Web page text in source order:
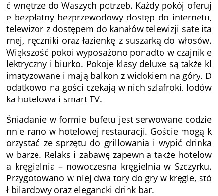
ć wnętrze do Waszych potrzeb. Każdy pokój oferuj
e bezpłatny bezprzewodowy dostęp do internetu,
telewizor z dostępem do kanałów telewizji satelita
rnej, ręczniki oraz łazienkę z suszarką do włosów.
Większość pokoi wyposażono ponadto w czajnik e
lektryczny i biurko. Pokoje klasy deluxe są także kl
imatyzowane i mają balkon z widokiem na góry. D
odatkowo na gości czekają w nich szlafroki, lodów
ka hotelowa i smart TV.
Śniadanie w formie bufetu jest serwowane codzie
nnie rano w hotelowej restauracji. Goście mogą k
orzystać ze sprzętu do grillowania i wypić drinka
w barze. Relaks i zabawę zapewnia także hotelow
a kręgielnia – nowoczesna kręgielnia w Szczyrku.
Przygotowano w niej dwa tory do gry w kręgle, stó
ł bilardowy oraz elegancki drink bar.